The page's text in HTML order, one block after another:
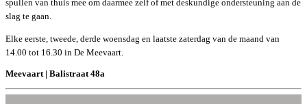
spullen van thuis mee om daarmee zelf of met deskundige ondersteuning aan de
slag te gaan.
Elke eerste, tweede, derde woensdag en laatste zaterdag van de maand van
14.00 tot 16.30 in De Meevaart.
Meevaart | Balistraat 48a